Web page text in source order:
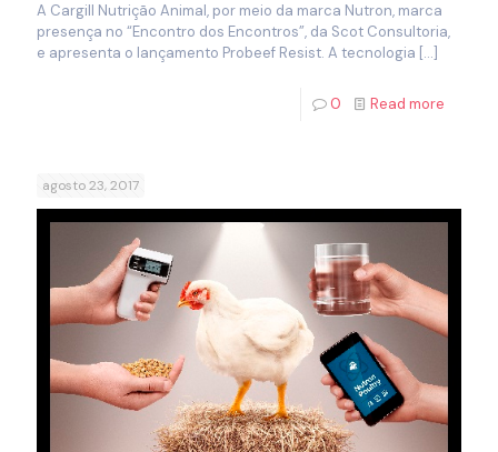
A Cargill Nutrição Animal, por meio da marca Nutron, marca
presença no “Encontro dos Encontros”, da Scot Consultoria,
e apresenta o lançamento Probeef Resist. A tecnologia […]
0 Read more
agosto 23, 2017